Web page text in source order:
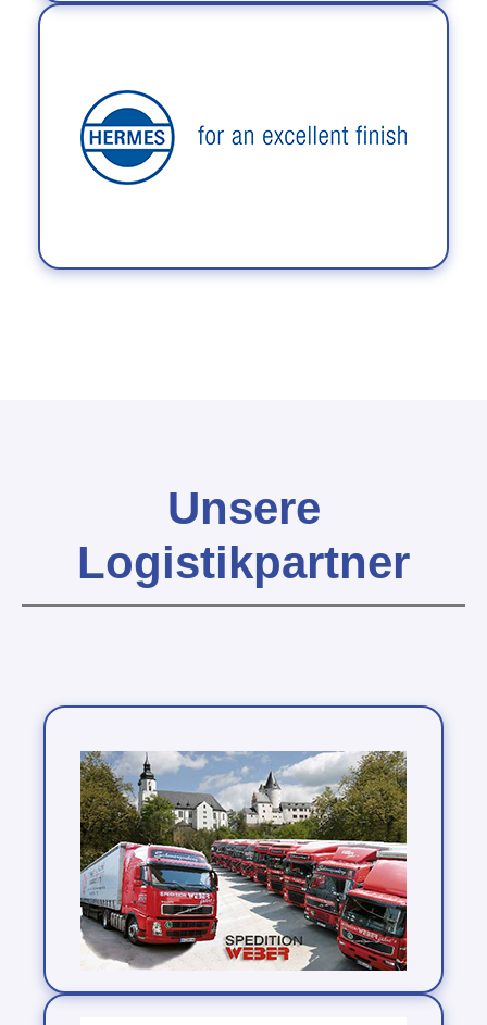
Unsere
Logistikpartner